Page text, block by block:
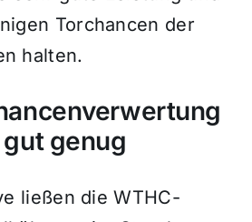
Torchancen der
halten.
genug
ließen die WTHC-